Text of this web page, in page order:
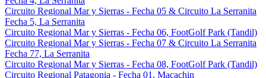
Circuito Regional Mar y Sierras - Fecha 05 & Circuito La Serranita
Fecha 5, La Serranita
Circuito Regional Mar y Sierras - Fecha 06, FootGolf Park (Tandil)
Circuito Regional Mar y Sierras - Fecha 07 & Circuito La Serranita
Fecha 77, La Serranita
Circuito Regional Mar y Sierras - Fecha 08, FootGolf Park (Tandil)
Circuito Regional Patagonia - Fecha 01, Macachin